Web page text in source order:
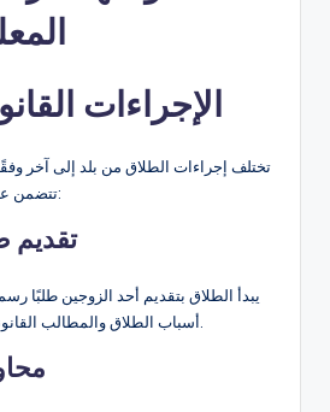
الإجراءات
تختلف إجراءات الطلاق من بلد إلى آخر وفقًا
تتضمن عادةً عدة مراحل أساسية:
1.
يبدأ الطلاق بتقديم أحد الزوجين طلبًا
2.